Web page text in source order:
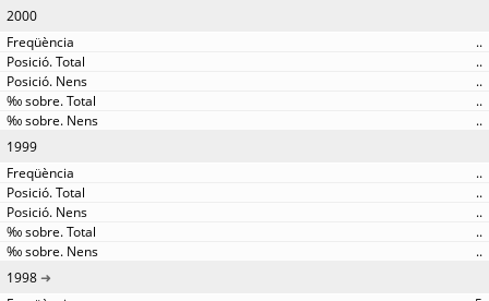
2000
..
..
..
..
..
1999
..
..
..
..
..
1998